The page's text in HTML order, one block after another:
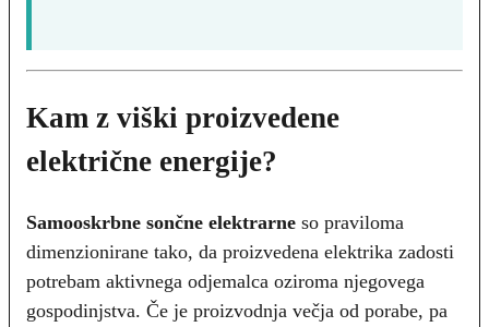
Kam z viški proizvedene
električne energije?
Samooskrbne sončne elektrarne so praviloma
dimenzionirane tako, da proizvedena elektrika zadosti
potrebam aktivnega odjemalca oziroma njegovega
gospodinjstva. Če je proizvodnja večja od porabe, pa